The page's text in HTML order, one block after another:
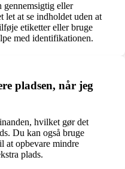
gennemsigtig eller
let at se indholdet uden at
etiketter eller bruge
med identifikationen.
pladsen, når jeg
hvilket gør det
Du kan også bruge
at opbevare mindre
plads.